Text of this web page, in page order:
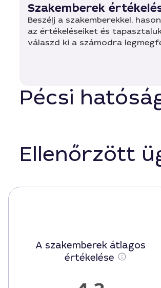
Szakemberek
Beszélj a szakemberekkel,
az értékeléseiket és
válaszd ki a számodra
Pécsi
Ellenőrzött
A szakemberek átlagos
értékelése